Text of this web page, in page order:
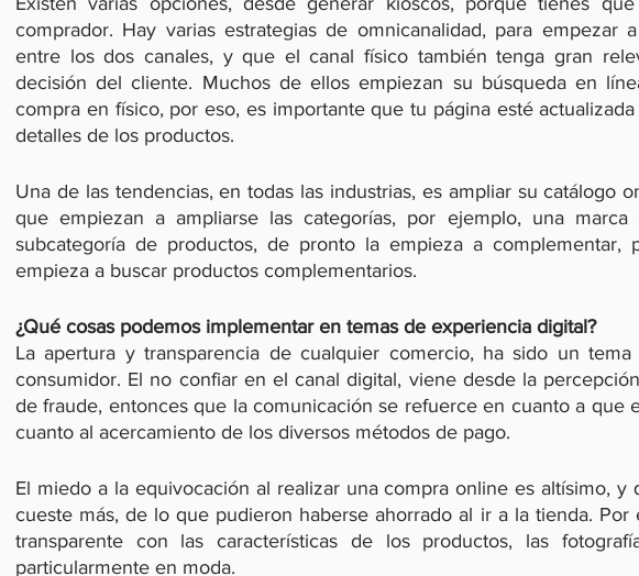
comprador. Hay varias estrategias de omnicanalidad, para empezar
entre los dos canales, y que el canal físico también tenga gran
decisión del cliente. Muchos de ellos empiezan su búsqueda en
compra en físico, por eso, es importante que tu página esté
detalles de los productos.
Una de las tendencias, en todas las industrias, es ampliar su catálogo
que empiezan a ampliarse las categorías, por ejemplo, una
subcategoría de productos, de pronto la empieza a complementar,
empieza a buscar productos complementarios.
¿Qué cosas podemos implementar en temas de experiencia digital?
La apertura y transparencia de cualquier comercio, ha sido un
consumidor. El no confiar en el canal digital, viene desde la
de fraude, entonces que la comunicación se refuerce en cuanto a que
cuanto al acercamiento de los diversos métodos de pago.
El miedo a la equivocación al realizar una compra online es altísimo, y
cueste más, de lo que pudieron haberse ahorrado al ir a la tienda. Por
transparente con las características de los productos, las
particularmente en moda.